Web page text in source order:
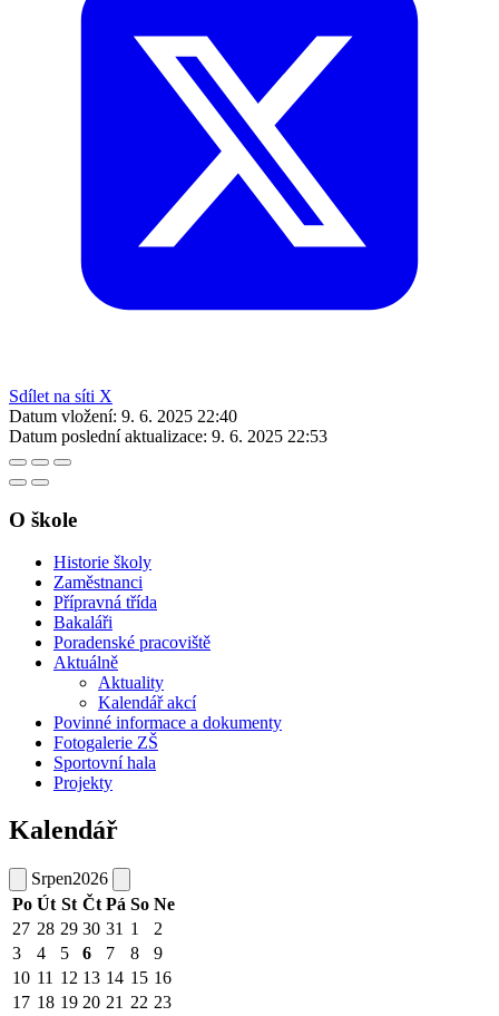
Sdílet na síti X
Datum vložení: 9. 6. 2025 22:40
Datum poslední aktualizace: 9. 6. 2025 22:53
O škole
Historie školy
Zaměstnanci
Přípravná třída
Bakaláři
Poradenské pracoviště
Aktuálně
Aktuality
Kalendář akcí
Povinné informace a dokumenty
Fotogalerie ZŠ
Sportovní hala
Projekty
Kalendář
Srpen2026
Po Út St Čt Pá So Ne
27 28 29 30 31 1
2
3
4 5 6 7 8
9
10 11 12 13 14 15 16
17 18 19 20 21 22 23